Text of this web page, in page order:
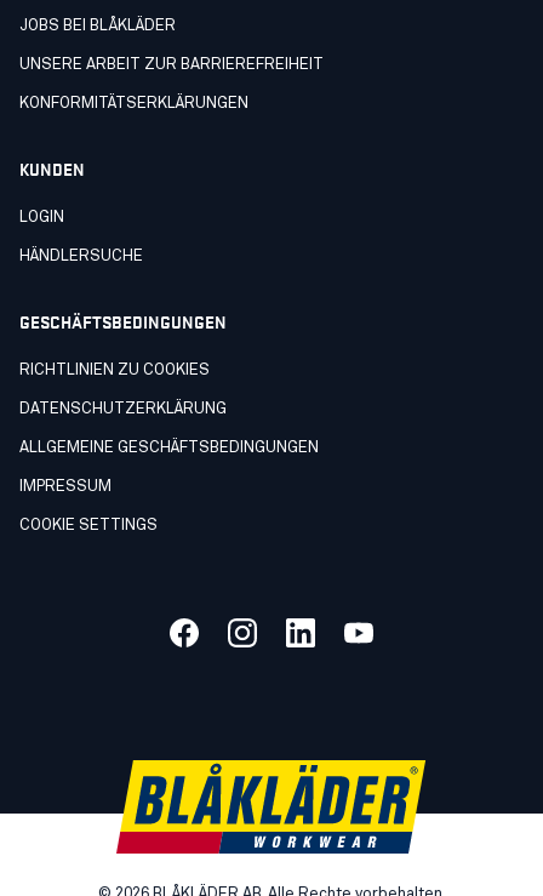
JOBS BEI BLÅKLÄDER
UNSERE ARBEIT ZUR BARRIEREFREIHEIT
KONFORMITÄTSERKLÄRUNGEN
KUNDEN
LOGIN
HÄNDLERSUCHE
GESCHÄFTSBEDINGUNGEN
RICHTLINIEN ZU COOKIES
DATENSCHUTZERKLÄRUNG
ALLGEMEINE GESCHÄFTSBEDINGUNGEN
IMPRESSUM
COOKIE SETTINGS